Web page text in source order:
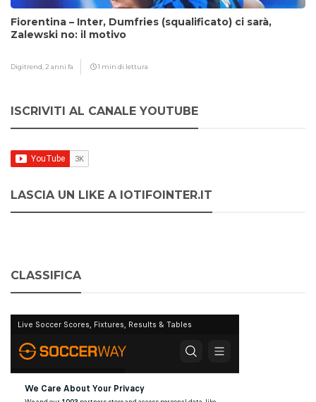
Fiorentina – Inter, Dumfries (squalificato) ci sarà,
Zalewski no: il motivo
Digitrend, 2 anni fa 1 min di lettura
ISCRIVITI AL CANALE YOUTUBE
LASCIA UN LIKE A IOTIFOINTER.IT
CLASSIFICA